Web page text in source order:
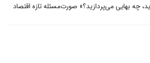
چه بهایی می‌پردازید؟» صورت‌مسئله تازه اقتصاد